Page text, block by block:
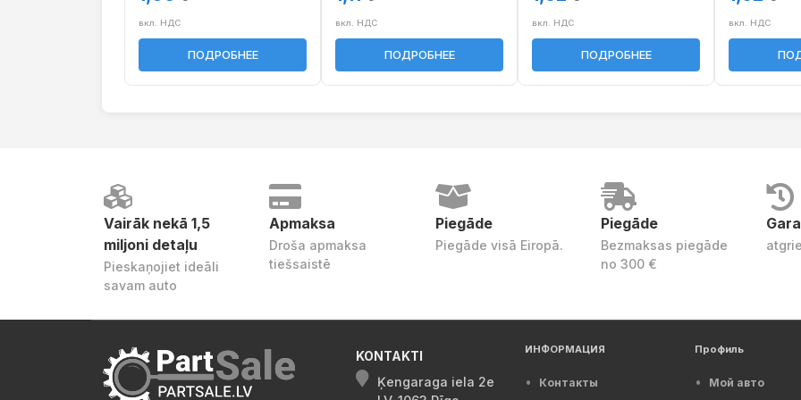
вкл. НДС
ПОДРОБНЕЕ
вкл. НДС
ПОДРОБНЕЕ
вкл. НДС
ПОДРОБНЕЕ
вкл. НДС
Vairāk nekā 1,5
miljoni detaļu
Pieskaņojiet ideāli
savam auto
Apmaksa
Droša apmaksa
tiešsaistē
Piegāde
Piegāde visā Eiropā.
Piegāde
Bezmaksas piegāde
no 300 €
KONTAKTI
Ķengaraga iela 2e
ИНФОРМАЦИЯ
Контакты
Профиль
Мой авто